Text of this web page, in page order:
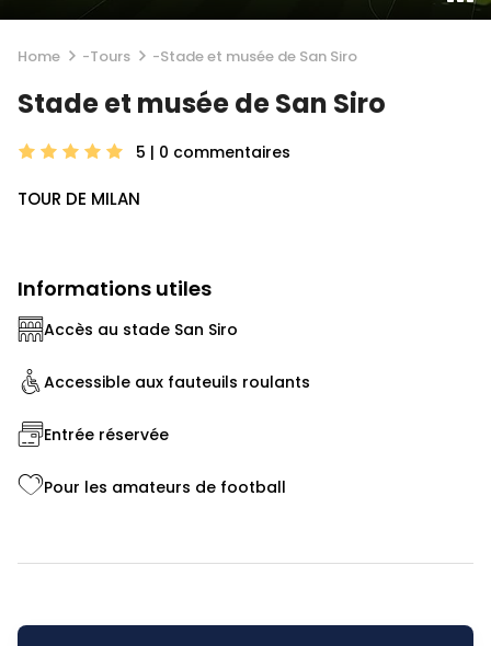
Home -Tours -Stade et musée de San Siro
Stade et musée de San Siro
5 | 0 commentaires
TOUR DE MILAN
Informations utiles
Accès au stade San Siro
Accessible aux fauteuils roulants
Entrée réservée
Pour les amateurs de football